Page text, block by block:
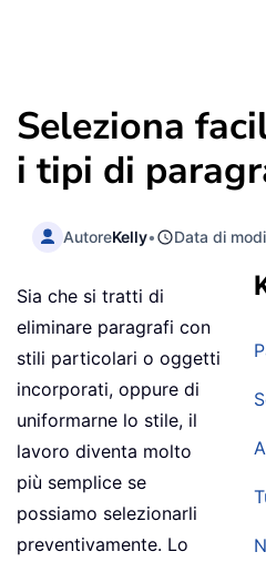
Seleziona
i tipi di
AutoreKelly• Data di
Sia che si tratti di
eliminare paragrafi con
stili particolari o oggetti
incorporati, oppure di
uniformarne lo stile, il
lavoro diventa molto
più semplice se
possiamo selezionarli
preventivamente. Lo